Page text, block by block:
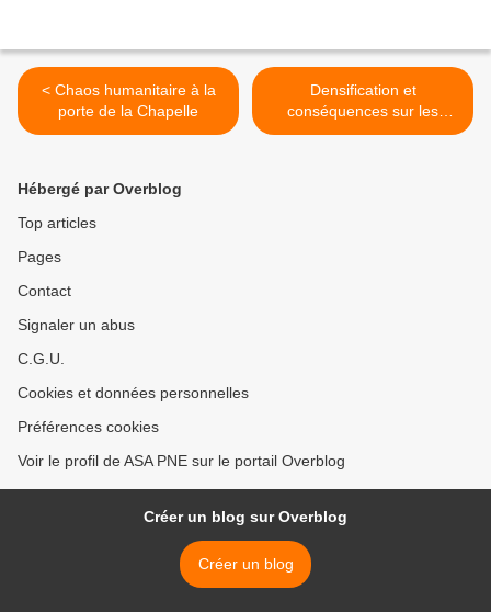
< Chaos humanitaire à la
porte de la Chapelle
Densification et
conséquences sur les
chantiers du Grand Paris >
Hébergé par Overblog
Top articles
Pages
Contact
Signaler un abus
C.G.U.
Cookies et données personnelles
Préférences cookies
Voir le profil de ASA PNE sur le portail Overblog
Créer un blog sur Overblog
Créer un blog